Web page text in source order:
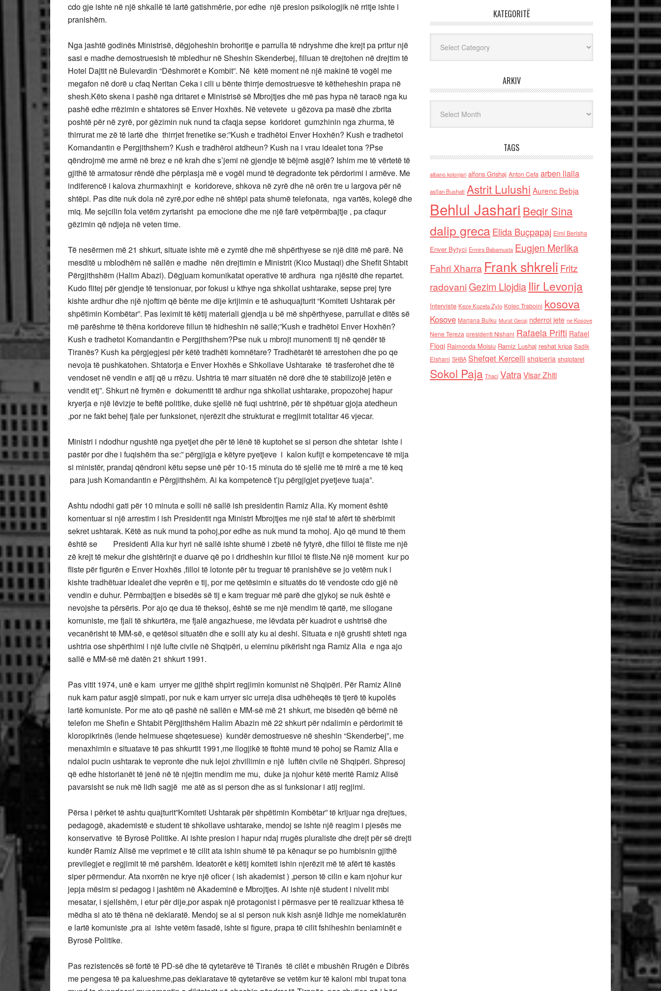
cdo gje ishte në një shkallë të lartë gatishmërie, por edhe një presion psikologjik në rritje ishte i
pranishëm.
Nga jashtë godinës Ministrisë, dëgjoheshin brohoritje e parrulla të ndryshme dhe krejt pa pritur një
sasi e madhe demostruesish të mbledhur në Sheshin Skenderbej, filluan të drejtohen në drejtim të
Hotel Dajtit në Bulevardin “Dëshmorët e Kombit”. Në këtë moment në një makinë të vogël me
megafon në dorë u cfaq Neritan Ceka i cili u bënte thirrje demostruesve të këtheheshin prapa në
shesh.Këto skena i pashë nga dritaret e Ministrisë së Mbrojtjes dhe më pas hypa në taracë nga ku
pashë edhe rrëzimin e shtatores së Enver Hoxhës. Në vetevete u gëzova pa masë dhe zbrita
poshtë për në zyrë, por gëzimin nuk nund ta cfaqja sepse koridoret gumzhinin nga zhurma, të
thirrurat me zë të lartë dhe thirrjet frenetike se:”Kush e tradhëtoi Enver Hoxhën? Kush e tradhetoi
Komandantin e Pergjithshem? Kush e tradhëroi atdheun? Kush na i vrau idealet tona ?Pse
qëndrojmë me armë në brez e në krah dhe s’jemi në gjendje të bëjmë asgjë? Ishim me të vërtetë të
gjithë të armatosur rëndë dhe përplasja më e vogël mund të degradonte tek përdorimi i armëve. Me
indiferencë i kalova zhurmaxhinjt e koridoreve, shkova në zyrë dhe në orën tre u largova për në
shtëpi. Pas dite nuk dola në zyrë,por edhe në shtëpi pata shumë telefonata, nga vartës, kolegë dhe
miq. Me sejcilin fola vetëm zyrtarisht pa emocione dhe me një farë vetpërmbajtje , pa cfaqur
gëzimin që ndjeja në veten time.
Të nesërmen më 21 shkurt, situate ishte më e zymtë dhe më shpërthyese se një ditë më parë. Në
mesditë u mblodhëm në sallën e madhe nën drejtimin e Ministrit (Kico Mustaqi) dhe Shefit Shtabit
Përgjithshëm (Halim Abazi). Dëgjuam komunikatat operative të ardhura nga njësitë dhe repartet.
Kudo flitej për gjendje të tensionuar, por fokusi u kthye nga shkollat ushtarake, sepse prej tyre
kishte ardhur dhe një njoftim që bënte me dije krijimin e të ashuquajturit “Komiteti Ushtarak për
shpëtimin Kombëtar”. Pas leximit të këtij materiali gjendja u bë më shpërthyese, parrullat e ditës së
më parëshme të thëna koridoreve fillun të hidheshin në sallë;”Kush e tradhëtoi Enver Hoxhën?
Kush e tradhetoi Komandantin e Pergjithshem?Pse nuk u mbrojt munomenti tij në qendër të
Tiranës? Kush ka përgjegjesi për këtë tradhëti komnëtare? Tradhëtarët të arrestohen dhe po qe
nevoja të pushkatohen. Shtatorja e Enver Hoxhës e Shkollave Ushtarake të trasferohet dhe të
vendoset në vendin e atij që u rrëzu. Ushtria të marr situatën në dorë dhe të stabilizojë jetën e
vendit etj”. Shkurt në frymën e dokumentit të ardhur nga shkollat ushtarake, propozohej hapur
kryerja e një lëvizje te beftë politike, duke sjellë në fuqi ushtrinë, për të shpëtuar gjoja atedheun
,por ne fakt behej fjale per funksionet, njerëzit dhe strukturat e rregjimit totalitar 46 vjecar.
Ministri i ndodhur ngushtë nga pyetjet dhe për të lënë të kuptohet se si person dhe shtetar ishte i
pastër por dhe i fuqishëm tha se:” përgjigja e këtyre pyetjeve i kalon kufijt e kompetencave të mija
si ministër, prandaj qëndroni këtu sepse unë për 10-15 minuta do të sjellë me të mirë a me të keq
para jush Komandantin e Përgjithshëm. Ai ka kompetencë t’ju përgjigjet pyetjeve tuaja”.
Ashtu ndodhi gati për 10 minuta e solli në sallë ish presidentin Ramiz Alia. Ky moment është
komentuar si një arrestim i ish Presidentit nga Ministri Mbrojtjes me një staf të afërt të shërbimit
sekret ushtarak. Këtë as nuk mund ta pohoj,por edhe as nuk mund ta mohoj. Ajo që mund të them
është se Presidenti Alia kur hyri në sallë ishte shumë i zbetë në fytyrë, dhe filloi të fliste me një
zë krejt të mekur dhe gishtërinjt e duarve që po i dridheshin kur filloi të fliste.Në një moment kur po
fliste për figurën e Enver Hoxhës ,filloi të lotonte për tu treguar të pranishëve se jo vetëm nuk i
kishte tradhëtuar idealet dhe veprën e tij, por me qetësimin e situatës do të vendoste cdo gjë në
vendin e duhur. Përmbajtjen e bisedës së tij e kam treguar më parë dhe gjykoj se nuk është e
nevojshe ta përsëris. Por ajo qe dua të theksoj, është se me një mendim të qartë, me sllogane
komuniste, me fjali të shkurtëra, me fjalë angazhuese, me lëvdata për kuadrot e ushtrisë dhe
vecanërisht të MM-së, e qetësoi situatën dhe e solli aty ku ai deshi. Situata e një grushti shteti nga
ushtria ose shpërthimi i një lufte civile në Shqipëri, u eleminu pikërisht nga Ramiz Alia e nga ajo
sallë e MM-së më datën 21 shkurt 1991.
Pas vitit 1974, unë e kam urryer me gjithë shpirt regjimin komunist në Shqipëri. Për Ramiz Alinë
nuk kam patur asgjë simpati, por nuk e kam urryer sic urreja disa udhëheqës të tjerë të kupolës
lartë komuniste. Por me ato që pashë në sallën e MM-së më 21 shkurt, me bisedën që bëmë në
telefon me Shefin e Shtabit Përgjithshëm Halim Abazin më 22 shkurt për ndalimin e përdorimit të
kloropikrinës (lende helmuese shqetesuese) kundër demostruesve në sheshin “Skenderbej”, me
menaxhimin e situatave të pas shkurtit 1991,me llogjikë të ftohtë mund të pohoj se Ramiz Alia e
ndaloi pucin ushtarak te vepronte dhe nuk lejoi zhvillimin e një luftën civile në Shqipëri. Shpresoj
që edhe historianët të jenë në të njejtin mendim me mu, duke ja njohur këtë meritë Ramiz Alisë
pavarsisht se nuk më lidh sagjë me atë as si person dhe as si funksionar i atij regjimi.
Përsa i përket të ashtu quajturit”Komiteti Ushtarak për shpëtimin Kombëtar” të krijuar nga drejtues,
pedagogë, akademistë e student të shkollave ushtarake, mendoj se ishte një reagim i pjesës me
konservative të Byrosë Politike. Ai ishte presion i hapur ndaj rrugës pluraliste dhe drejt për së drejti
kundër Ramiz Alisë me veprimet e të cilit ata ishin shumë të pa kënaqur se po humbisnin gjithë
previlegjet e regjimit të më parshëm. Ideatorët e këtij komiteti ishin njerëzit më të afërt të kastës
siper përmendur. Ata nxorrën ne krye një oficer ( ish akademist ) ,person të cilin e kam njohur kur
jepja mësim si pedagog i jashtëm në Akademinë e Mbrojtjes. Ai ishte një student i nivelit mbi
mesatar, i sjellshëm, i etur për dije,por aspak një protagonist i përmasve per të realizuar kthesa të
mëdha si ato të thëna në deklaratë. Mendoj se ai si person nuk kish asnjë lidhje me nomeklaturën
e lartë komuniste ,pra ai ishte vetëm fasadë, ishte si figure, prapa të cilit fshiheshin beniaminët e
Byrosë Politike.
Pas rezistencës së fortë të PD-së dhe të qytetarëve të Tiranës të cilët e mbushën Rrugën e Dibrës
me pengesa të pa kalueshme,pas deklaratave të qytetarëve se vetëm kur të kaloni mbi trupat tona
KATEGORITË
ARKIV
TAGS
albano kolonjari alfons Grishaj Anton Cefa arben llalla
asllan Bushati Astrit Lulushi Aurenc Bebja
Behlul Jashari Beqir Sina
dalip grecaElida Buçpapaj Elmi Berisha
Enver Bytyci Ermira Babamusta Eugjen Merlika
Fahri Xharra Frank shkreli Fritz
radovaniGezim Llojdia Ilir Levonja
Interviste Keze Kozeta Zylo Kolec Traboini kosova
Kosove Marjana Bulku Murat Gecaj nderroi jete ne Kosove
Nene Tereza presidenti Nishani Rafaela Prifti Rafael
Floqi Raimonda Moisiu Ramiz Lushaj reshat kripa Sadik
Elshani SHBA Shefqet Kercelli shqiperia shqiptaret
Sokol Paja Thaci VatraVisar Zhiti